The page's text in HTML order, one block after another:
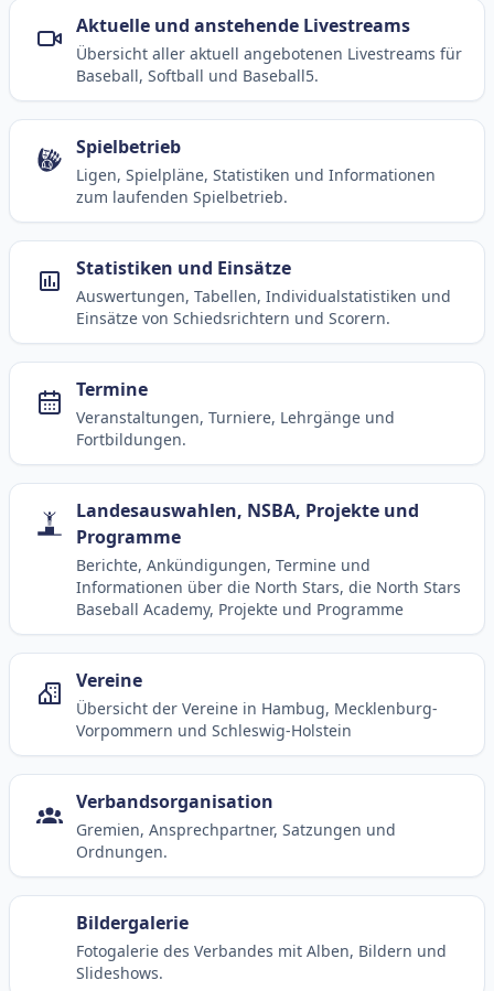
Aktuelle und anstehende Livestreams
Übersicht aller aktuell angebotenen Livestreams für
Baseball, Softball und Baseball5.
Spielbetrieb
Ligen, Spielpläne, Statistiken und Informationen
zum laufenden Spielbetrieb.
Statistiken und Einsätze
Auswertungen, Tabellen, Individualstatistiken und
Einsätze von Schiedsrichtern und Scorern.
Termine
Veranstaltungen, Turniere, Lehrgänge und
Fortbildungen.
Landesauswahlen, NSBA, Projekte und
Programme
Berichte, Ankündigungen, Termine und
Informationen über die North Stars, die North Stars
Baseball Academy, Projekte und Programme
Vereine
Übersicht der Vereine in Hambug, Mecklenburg-
Vorpommern und Schleswig-Holstein
Verbandsorganisation
Gremien, Ansprechpartner, Satzungen und
Ordnungen.
Bildergalerie
Fotogalerie des Verbandes mit Alben, Bildern und
Slideshows.